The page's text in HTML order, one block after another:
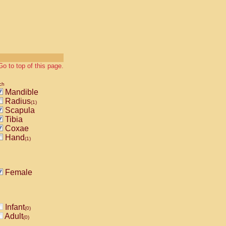
to top of this page.
Mandible
Radius(1)
Scapula
Tibia
Coxae
Hand(1)
Female
Infant(0)
Adult(0)